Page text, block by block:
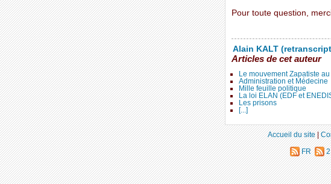
Pour toute question,
Alain KALT
Articles de cet auteur
Le mouvement Zapatiste
Administration et Médecine
Mille feuille politique
La loi ELAN (EDF et
Les prisons
[...]
Accueil du site|
FR 2